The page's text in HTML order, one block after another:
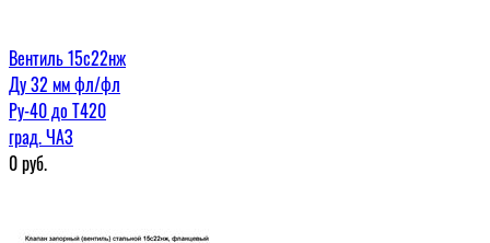
Вентиль 15с22нж
Ду 32 мм фл/фл
Ру-40 до Т420
град. ЧАЗ
0руб.